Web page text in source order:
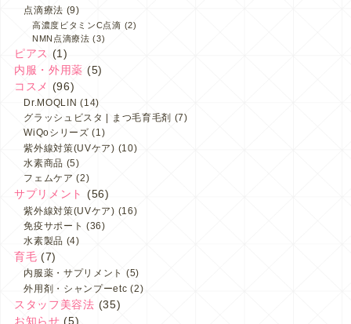
点滴療法 (9)
高濃度ビタミンC点滴 (2)
NMN点滴療法 (3)
ピアス (1)
内服・外用薬 (5)
コスメ
(96)
Dr.MOQLIN (14)
グラッシュビスタ | まつ毛育毛剤 (7)
WiQoシリーズ (1)
紫外線対策(UVケア) (10)
水素商品 (5)
フェムケア (2)
サプリメント (56)
紫外線対策(UVケア) (16)
免疫サポート (36)
水素製品 (4)
育毛 (7)
内服薬・サプリメント (5)
外用剤・シャンプーetc (2)
スタッフ美容法 (35)
お知らせ (5)